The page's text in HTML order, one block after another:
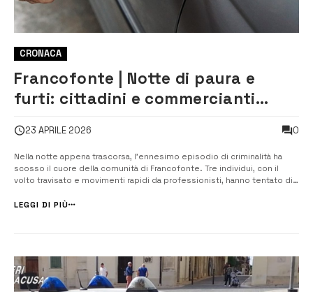
CRONACA
Francofonte | Notte di paura e
furti: cittadini e commercianti
sicurezza
23 APRILE 2026 0
Nella notte appena trascorsa, l’ennesimo episodio di criminalità ha
scosso il cuore della comunità di Francofonte. Tre individui, con il
volto travisato e movimenti rapidi da professionisti, hanno tentato di
svegliato da rumori sospetti e intervenuto immediatamente, ha
LEGGI DI PIÙ